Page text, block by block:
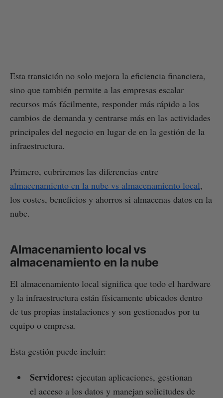
Esta transición no solo mejora la eficiencia financiera,
sino que también permite a las empresas escalar
recursos más fácilmente, responder más rápido a los
cambios de demanda y centrarse más en las actividades
principales del negocio en lugar de en la gestión de la
infraestructura.
Primero, cubriremos las diferencias entre
almacenamiento en la nube vs almacenamiento local,
los costes, beneficios y ahorros si almacenas datos en la
nube.
Almacenamiento local vs
almacenamiento en la nube
El almacenamiento local significa que todo el hardware
y la infraestructura están físicamente ubicados dentro
de tus propias instalaciones y son gestionados por tu
equipo o empresa.
Esta gestión puede incluir:
Servidores: ejecutan aplicaciones, gestionan
el acceso a los datos y manejan solicitudes de